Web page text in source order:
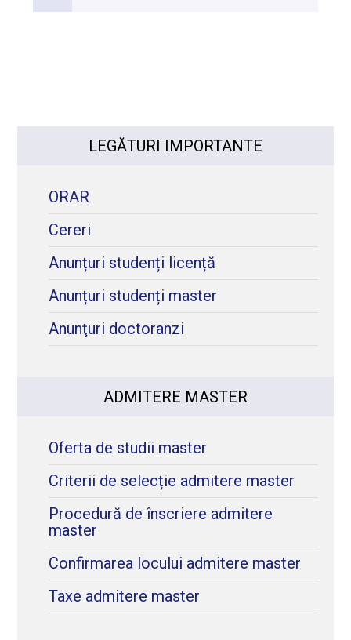
LEGĂTURI IMPORTANTE
ORAR
Cereri
Anunțuri studenți licență
Anunțuri studenți master
Anunţuri doctoranzi
ADMITERE MASTER
Oferta de studii master
Criterii de selecție admitere master
Procedură de înscriere admitere
master
Confirmarea locului admitere master
Taxe admitere master